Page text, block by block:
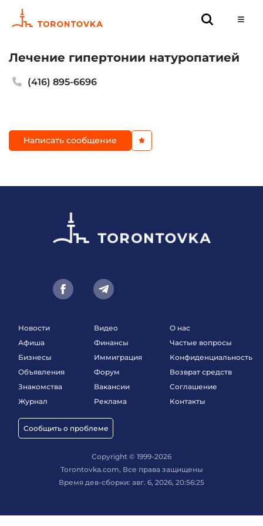
Лечение гипертонии натуропатией
(416) 895-6696
Написать сообщение
Новости
Афиша
Бизнесы
Объявления
Знакомства
Журнал
Сообщить о проблеме
Видео
Финансы
Иммиграция
Форум
Вакансии
Реклама
О нас
Частые вопросы
Конфиденциальность
Возврат средств
Соглашение
Контакты
Copyright © 1999-2026
Torontovka.com, Все права защищены
Время дев-сборки: авг. 6, 2026, 20:56:25